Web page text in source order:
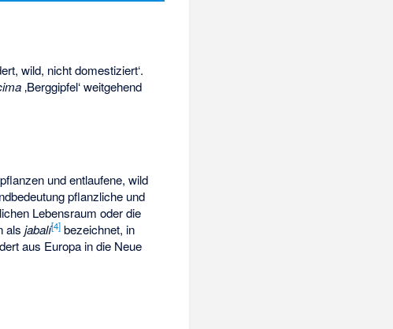
wild, nicht domestiziert‘.
‚Berggipfel‘weitgehend
und entlaufene, wild
pflanzliche und
Lebensraum oder die
alsjabalí[4] bezeichnet, in
aus Europa in die Neue